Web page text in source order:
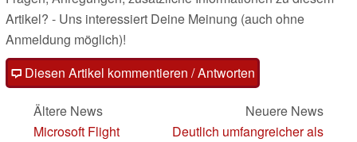
Artikel? - Uns interessiert Deine Meinung (auch ohne
Anmeldung möglich)!
Diesen Artikel kommentieren / Antworten
Ältere News
Microsoft Flight
Neuere News
Deutlich umfangreicher als